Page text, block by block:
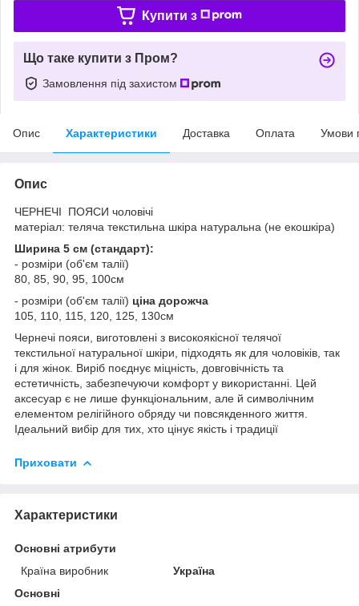
Купити з
Що таке купити з Пром?
Замовлення під захистом
Опис Характеристики Доставка Оплата Умови
Опис
ЧЕРНЕЧІ ПОЯСИ чоловічі
матеріал: теляча текстильна шкіра натуральна (не екошкіра)
Ширина 5 см (стандарт):
- розміри (об'єм талії)
80, 85, 90, 95, 100см
- розміри (об'єм талії) ціна дорожча
105, 110, 115, 120, 125, 130см
Чернечі пояси, виготовлені з високоякісної телячої
текстильної натуральної шкіри, підходять як для чоловіків, так
і для жінок. Виріб поєднує міцність, довговічність та
естетичність, забезпечуючи комфорт у використанні. Цей
аксесуар є не лише функціональним, але й символічним
елементом релігійного обряду чи повсякденного життя.
Ідеальний вибір для тих, хто цінує якість і традиції
Приховати
Характеристики
Основні атрибути
Країна виробник
Україна
Основні